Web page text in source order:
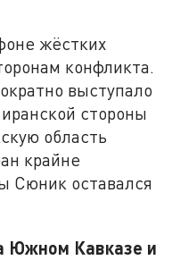
жёстких
конфликта.
выступало
стороны
область
крайне
Сюник оставался
Южном Кавказе и